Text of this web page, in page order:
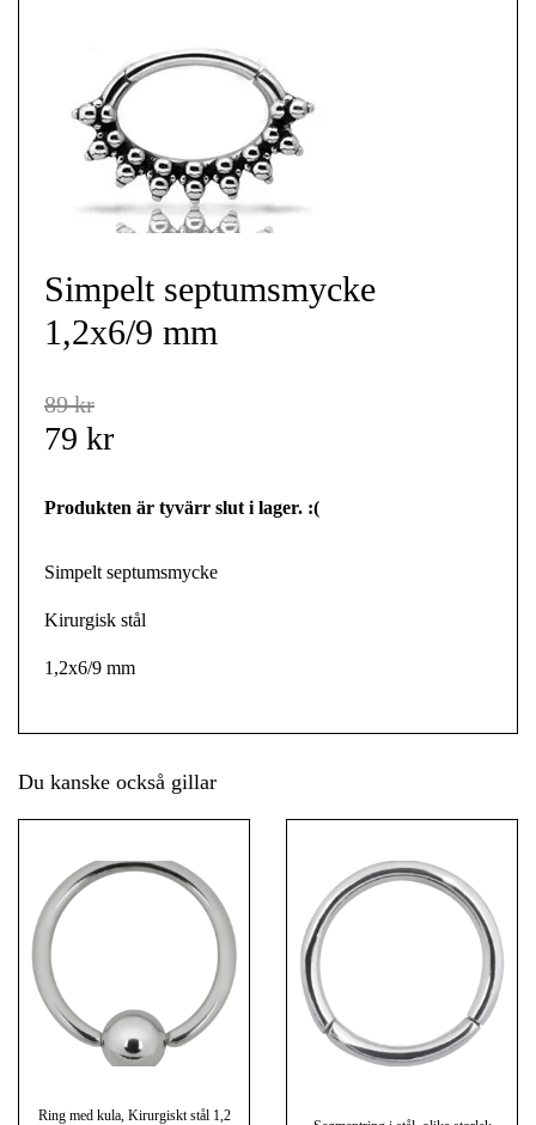
Simpelt septumsmycke
1,2x6/9 mm
89 kr
79 kr
Produkten är tyvärr slut i lager. :(
Simpelt septumsmycke
Kirurgisk stål
1,2x6/9 mm
Du kanske också gillar
Ring med kula, Kirurgiskt stål 1,2